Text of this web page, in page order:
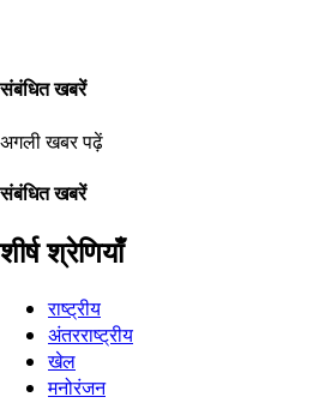
संबंधित खबरें
अगली खबर पढ़ें
संबंधित खबरें
शीर्ष श्रेणियाँ
राष्ट्रीय
अंतरराष्ट्रीय
खेल
मनोरंजन